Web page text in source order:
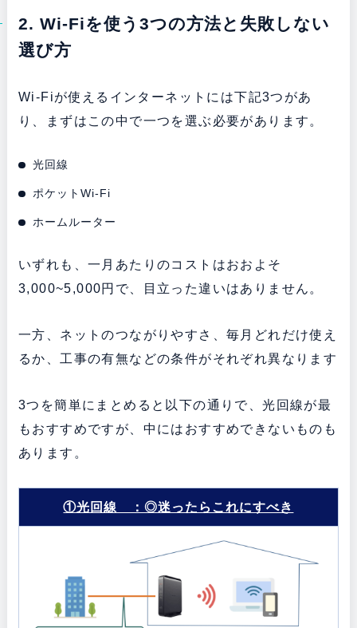
2. Wi-Fiを使う3つの方法と失敗しない
選び方
Wi-Fiが使えるインターネットには下記3つがあ
り、まずはこの中で一つを選ぶ必要があります。
光回線
ポケットWi-Fi
ホームルーター
いずれも、一月あたりのコストはおおよそ
3,000~5,000円で、目立った違いはありません。
一方、ネットのつながりやすさ、毎月どれだけ使え
るか、工事の有無などの条件がそれぞれ異なります
3つを簡単にまとめると以下の通りで、光回線が最
もおすすめですが、中にはおすすめできないものも
あります。
①光回線 ：◎迷ったらこれにすべき